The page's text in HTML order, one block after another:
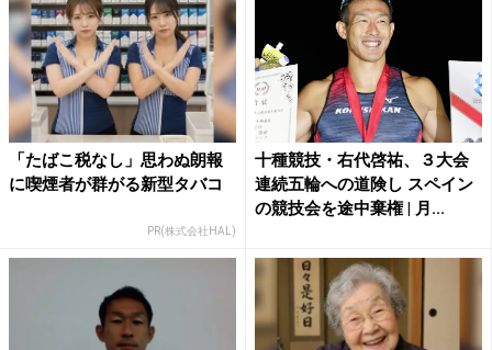
「たばこ税なし」思わぬ朗報
に喫煙者が群がる新型タバコ
PR(株式会社HAL)
十種競技・右代啓祐、３大会
連続五輪への道険し スペイン
の競技会を途中棄権 | 月...